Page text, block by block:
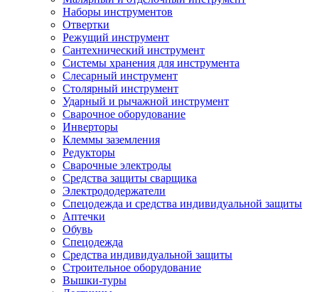
Наборы инструментов
Отвертки
Режущий инструмент
Сантехнический инструмент
Системы хранения для инструмента
Слесарный инструмент
Столярный инструмент
Ударный и рычажной инструмент
Сварочное оборудование
Инверторы
Клеммы заземления
Редукторы
Сварочные электроды
Средства защиты сварщика
Электрододержатели
Спецодежда и средства индивидуальной защиты
Аптечки
Обувь
Спецодежда
Средства индивидуальной защиты
Строительное оборудование
Вышки-туры